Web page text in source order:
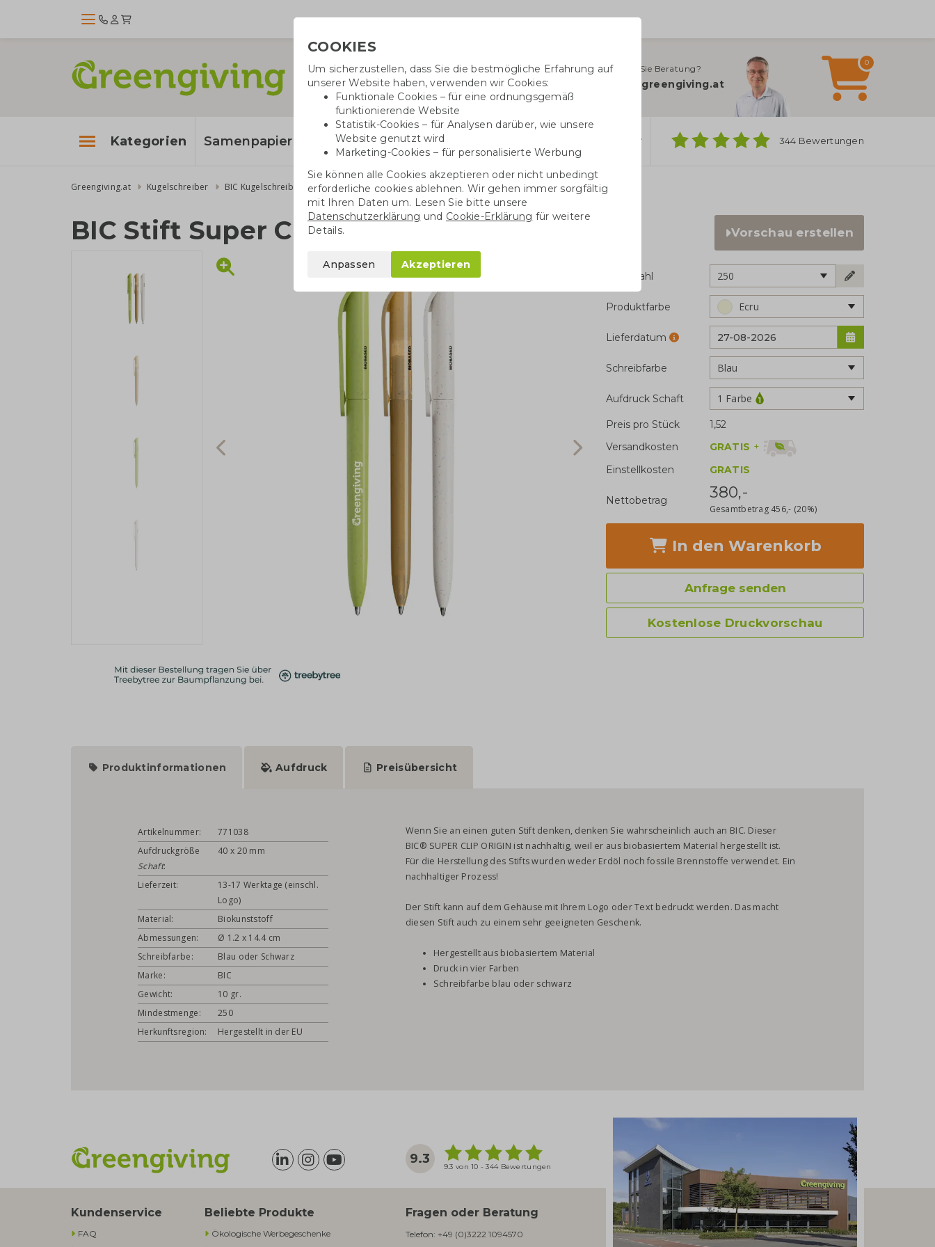
Benötigen Sie Beratung?
info@greengiving.at
0
Kategorien Samenpapier Baumwolltaschen Kugelschreiber 344 Bewertungen
Greengiving.at Kugelschreiber BIC Kugelschreiber BIC Stift Super Clip Origin
BIC Stift Super Clip Origin Vorschau erstellen
Stückzahl 250
Produktfarbe Ecru
Lieferdatum
Schreibfarbe
Aufdruck Schaft 1 Farbe
Preis pro Stück
1,52
Versandkosten
GRATIS +
Einstellkosten
GRATIS
Nettobetrag 380,-
Gesamtbetrag 456,- (20%)
In den Warenkorb
Anfrage senden
Kostenlose Druckvorschau
Produktinformationen Aufdruck Preisübersicht
Artikelnummer:
771038
Aufdruckgröße
Schaft:
40 x 20 mm
Lieferzeit:
13-17 Werktage (einschl.
Logo)
Material:
Biokunststoff
Abmessungen:
Ø 1.2 x 14.4 cm
Schreibfarbe:
Blau oder Schwarz
Marke:
BIC
Gewicht:
10 gr.
Mindestmenge:
250
Herkunftsregion:
Hergestellt in der EU
Wenn Sie an einen guten Stift denken, denken Sie wahrscheinlich auch an BIC. Dieser
BIC® SUPER CLIP ORIGIN ist nachhaltig, weil er aus biobasiertem Material hergestellt ist.
Für die Herstellung des Stifts wurden weder Erdöl noch fossile Brennstoffe verwendet. Ein
nachhaltiger Prozess!
Der Stift kann auf dem Gehäuse mit Ihrem Logo oder Text bedruckt werden. Das macht
diesen Stift auch zu einem sehr geeigneten Geschenk.
Hergestellt aus biobasiertem Material
Druck in vier Farben
Schreibfarbe blau oder schwarz
9.3
9.3 von 10 - 344 Bewertungen
Kundenservice
FAQ
Beliebte Produkte
Ökologische Werbegeschenke​
Fragen oder Beratung
Telefon: +49 (0)3222 1094570
COOKIES
Um sicherzustellen, dass Sie die bestmögliche Erfahrung auf
unserer Website haben, verwenden wir Cookies:
Funktionale Cookies – für eine ordnungsgemäß
funktionierende Website
Statistik-Cookies – für Analysen darüber, wie unsere
Website genutzt wird
Marketing-Cookies – für personalisierte Werbung
Sie können alle Cookies akzeptieren oder nicht unbedingt
erforderliche cookies ablehnen. Wir gehen immer sorgfältig
mit Ihren Daten um. Lesen Sie bitte unsere
Datenschutzerklärung und Cookie-Erklärung für weitere
Details.
Anpassen Akzeptieren